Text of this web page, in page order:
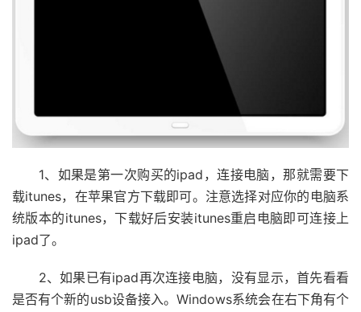
1、如果是第一次购买的ipad，连接电脑，那就需要下
载itunes，在苹果官方下载即可。注意选择对应你的电脑系
统版本的itunes，下载好后安装itunes重启电脑即可连接上
ipad了。
2、如果已有ipad再次连接电脑，没有显示，首先看看
是否有个新的usb设备接入。Windows系统会在右下角有个